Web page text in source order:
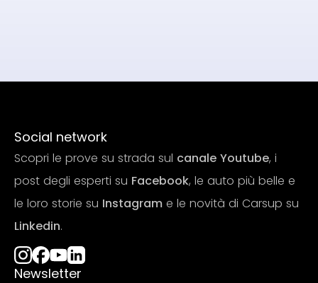
Social network
Scopri le prove su strada sul canale Youtube, i
post degli esperti su Facebook, le auto più belle e
le loro storie su Instagram e le novità di Carsup su
Linkedin.
Newsletter